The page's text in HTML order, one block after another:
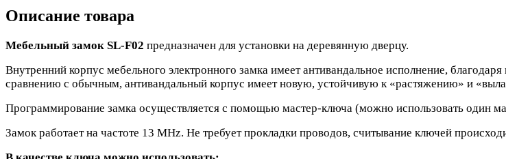
Описание товара
Мебельный замок SL-F02 предназначен для установки на деревянную дверцу.
Внутренний корпус мебельного электронного замка имеет антивандальное исполнение,
сравнению с обычным, антивандальный корпус имеет новую, устойчивую к «растяжению» и
Программирование замка осуществляется с помощью мастер-ключа (можно использовать один
Замок работает на частоте 13 MHz. Не требует прокладки проводов, считывание ключей